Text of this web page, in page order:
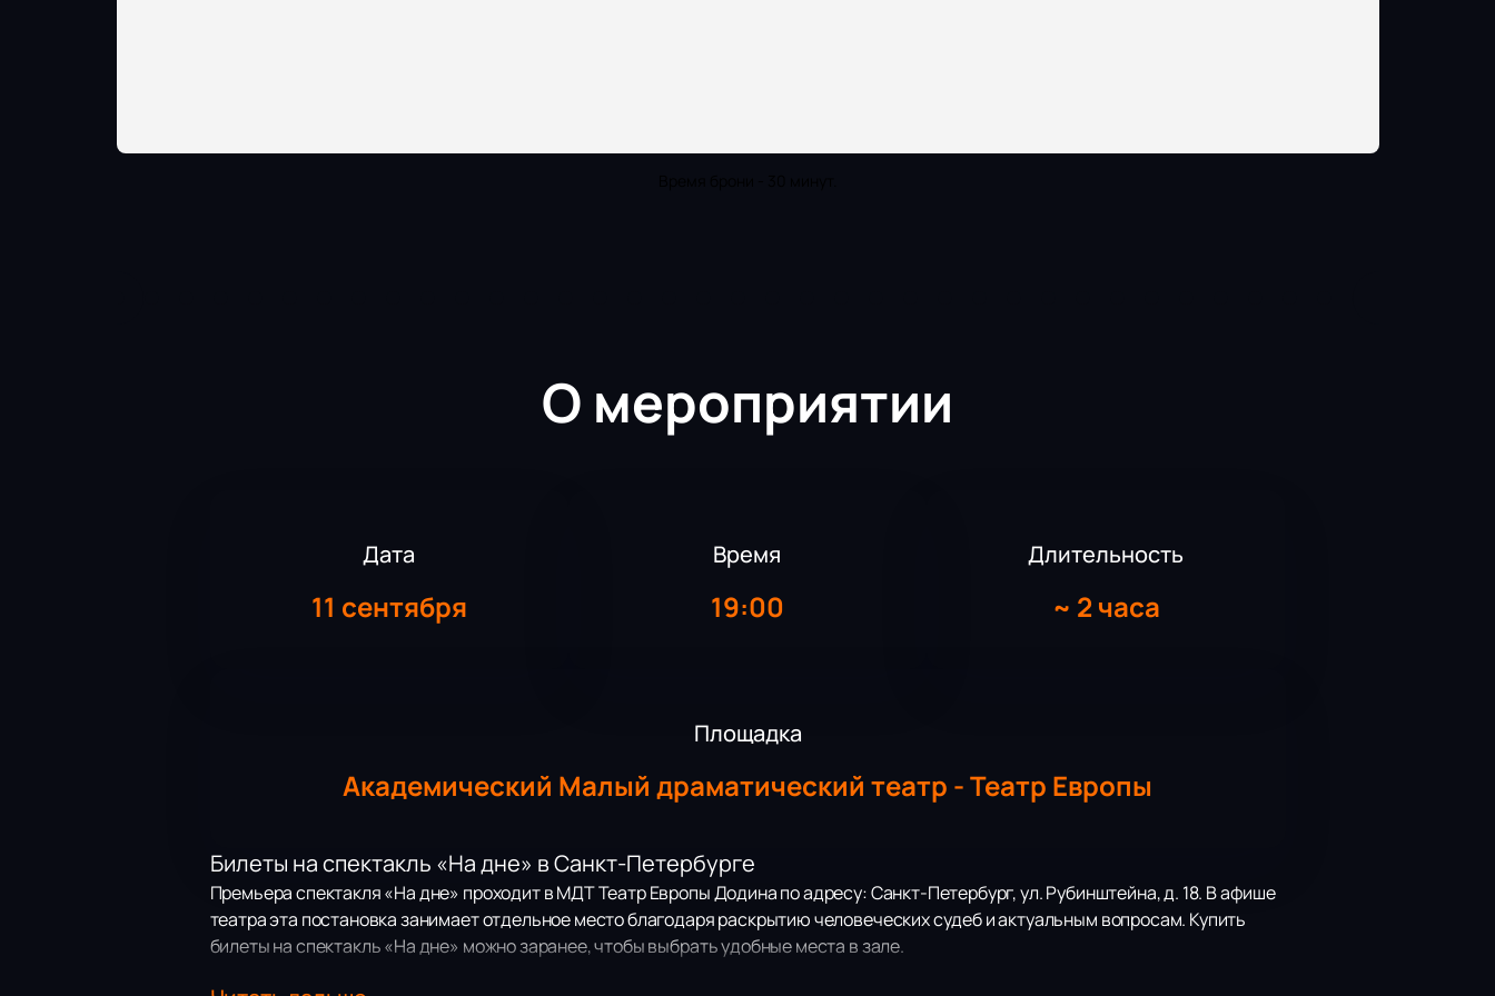
О мероприятии
Дата
11 сентября
Время
19:00
Длительность
~ 2 часа
Площадка
Академический Малый драматический театр - Театр Европы
Билеты на спектакль «На дне» в Санкт-Петербурге
Премьера спектакля «На дне» проходит в МДТ Театр Европы Додина по адресу: Санкт-Петербург, ул. Рубинштейна, д. 18. В афише
театра эта постановка занимает отдельное место благодаря раскрытию человеческих судеб и актуальным вопросам. Купить
билеты на спектакль «На дне» можно заранее, чтобы выбрать удобные места в зале.